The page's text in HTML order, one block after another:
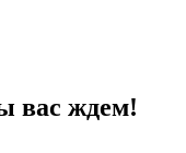
вас ждем!